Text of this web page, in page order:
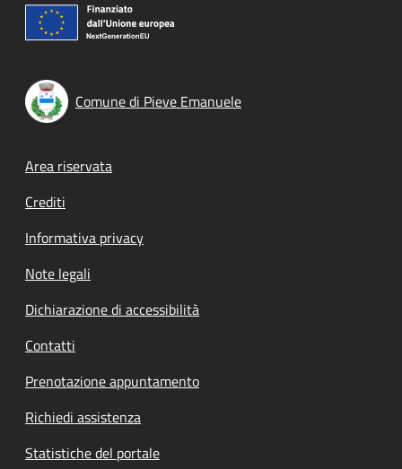
Comune di Pieve Emanuele
Footer menu
Area riservata
Crediti
Informativa privacy
Note legali
Dichiarazione di accessibilità
Contatti
Prenotazione appuntamento
Richiedi assistenza
Statistiche del portale